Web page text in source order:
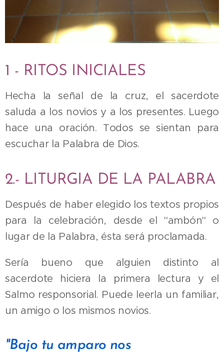
1 - RITOS INICIALES
Hecha la señal de la cruz, el sacerdote
saluda a los novios y a los presentes. Luego
hace una oración. Todos se sientan para
escuchar la Palabra de Dios.
2.- LITURGIA DE LA PALABRA
Después de haber elegido los textos propios
para la celebración, desde el "ambón" o
lugar de la Palabra, ésta será proclamada.
Sería bueno que alguien distinto al
sacerdote hiciera la primera lectura y el
Salmo responsorial. Puede leerla un familiar,
un amigo o los mismos novios.
"Bajo tu amparo nos